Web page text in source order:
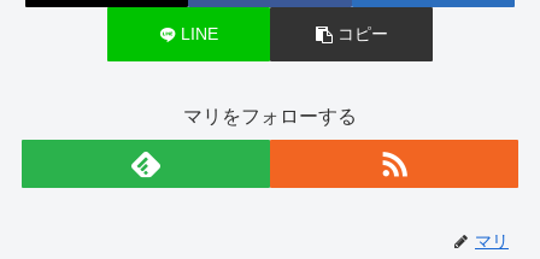
LINE コピー
マリをフォローする
マリ